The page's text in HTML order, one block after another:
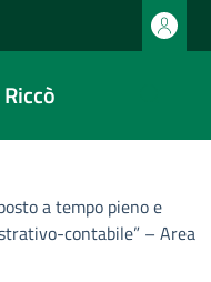
a tempo pieno e
contabile” – Area